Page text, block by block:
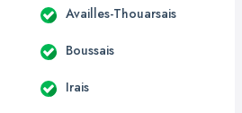
Availles-Thouarsais
Boussais
Irais